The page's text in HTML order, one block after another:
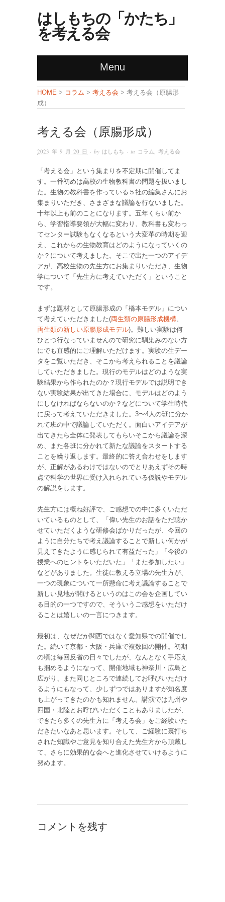
はしもちの「かたち」
を考える会
Menu
HOME > コラム > 考える会 > 考える会（原腸形
成）
考える会（原腸形成）
2023 年 9 月 20 日 · by はしもち · in コラム, 考える会
「考える会」という集まりを不定期に開催してま
す。一番初めは高校の生物教科書の問題を扱いまし
た。生物の教科書を作っている５社の編集さんにお
集まりいただき、さまざまな議論を行ないました。
十年以上も前のことになります。五年くらい前か
ら、学習指導要領が大幅に変わり、教科書も変わっ
てセンター試験もなくなるという大変革の時期を迎
え、これからの生物教育はどのようになっていくの
か？について考えました。そこで出た一つのアイデ
アが、高校生物の先生方にお集まりいただき、生物
学について「先生方に考えていただく」ということ
です。
まずは題材として原腸形成の「橋本モデル」につい
て考えていただきました(両生類の原腸形成機構
両生類の新しい原腸形成モデル)。難しい実験は何
ひとつ行なっていませんので研究に馴染みのない方
にでも直感的にご理解いただけます。実験の生デー
タをご覧いただき、そこから考えられることを議論
していただきました。現行のモデルはどのような実
験結果から作られたのか？現行モデルでは説明でき
ない実験結果が出てきた場合に、モデルはどのよう
にしなければならないのか？などについて学生時代
に戻って考えていただきました。3〜4人の班に分か
れて班の中で議論していただく。面白いアイデアが
出てきたら全体に発表してもらいそこから議論を深
め、また各班に分かれて新たな議論をスタートする
ことを繰り返します。最終的に答え合わせをします
が、正解があるわけではないのでとりあえずその時
点で科学の世界に受け入れられている仮説やモデル
の解説をします。
先生方には概ね好評で、ご感想での中に多くいただ
いているものとして、「偉い先生のお話をただ聴か
せていただくような研修会ばかりだったが、今回の
ように自分たちで考え議論することで新しい何かが
見えてきたように感じられて有益だった」「今後の
授業へのヒントをいただいた」「また参加したい」
などがありました。生徒に教える立場の先生方が、
一つの現象について一所懸命に考え議論することで
新しい見地が開けるというのはこの会を企画してい
る目的の一つですので、そういうご感想をいただけ
ることは嬉しいの一言につきます。
最初は、なぜだか関西ではなく愛知県での開催でし
た。続いて京都・大阪・兵庫で複数回の開催。初期
の頃は毎回反省の日々でしたが、なんとなく手応え
も掴めるようになって、開催地域も神奈川・広島と
広がり、また同じところで連続してお呼びいただけ
るようにもなって、少しずつではありますが知名度
も上がってきたのかも知れません。講演では九州や
四国・北陸とお呼びいただくこともありましたが、
できたら多くの先生方に「考える会」をご経験いた
だきたいなあと思います。そして、ご経験に裏打ち
された知識やご意見を知り合えた先生方から頂戴し
て、さらに効果的な会へと進化させていけるように
努めます。
コメントを残す